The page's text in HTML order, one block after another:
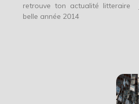
retrouve ton actualité litteraire
belle année 2014